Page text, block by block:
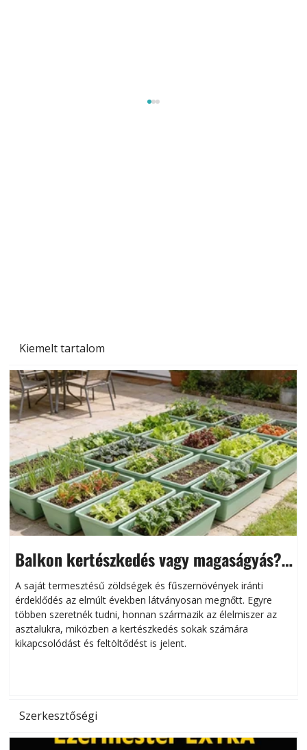
Kiemelt tartalom
Balkon kertészkedés vagy magaságyás?
Helytakarékos kertészkedés
A saját termesztésű zöldségek és fűszernövények iránti
érdeklődés az elmúlt években látványosan megnőtt. Egyre
többen szeretnék tudni, honnan származik az élelmiszer az
asztalukra, miközben a kertészkedés sokak számára
kikapcsolódást és feltöltődést is jelent.
Szerkesztőségi